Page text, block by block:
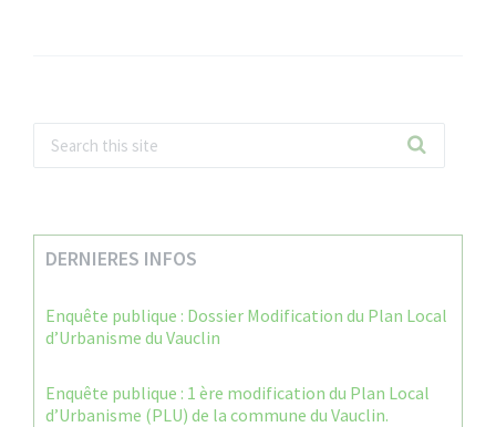
DERNIERES INFOS
Enquête publique : Dossier Modification du Plan Local
d’Urbanisme du Vauclin
Enquête publique : 1 ère modification du Plan Local
d’Urbanisme (PLU) de la commune du Vauclin.